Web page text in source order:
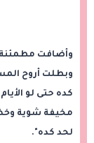
وأضافت مطمئنة
وبطلت أروح
كده حتى لو
مخيفة شوية
لحد كده".